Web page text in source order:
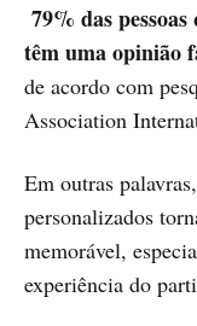
79% das
têm uma opinião
de acordo com
Association
Em outras
personalizados
memorável,
experiência do